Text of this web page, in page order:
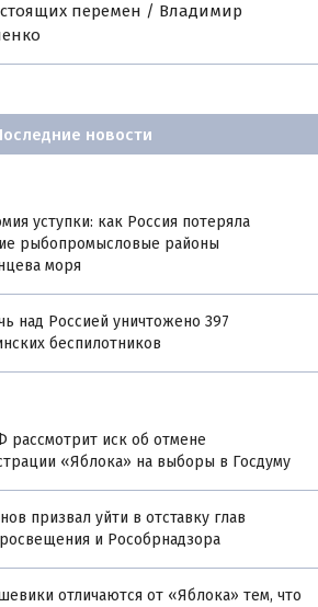
перемен / Владимир
новости
уступки: как Россия потеряла
рыбопромысловые районы
моря
над Россией уничтожено 397
беспилотников
рассмотрит иск об отмене
«Яблока» на выборы в Госдуму
призвал уйти в отставку глав
и Рособрнадзора
отличаются от «Яблока» тем, что